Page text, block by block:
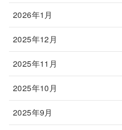
2026年1月
2025年12月
2025年11月
2025年10月
2025年9月